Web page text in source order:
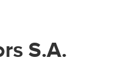
S.A.